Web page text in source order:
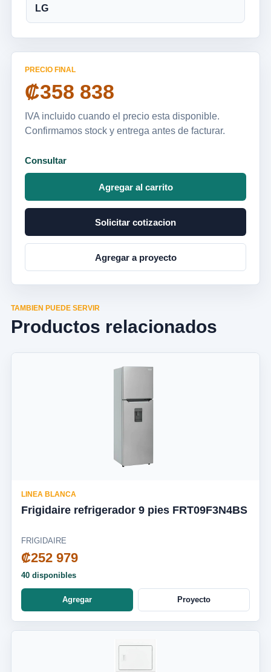
LG
PRECIO FINAL
₡358 838
IVA incluido cuando el precio esta disponible.
Confirmamos stock y entrega antes de facturar.
Consultar
Agregar al carrito
Solicitar cotizacion
Agregar a proyecto
TAMBIEN PUEDE SERVIR
Productos relacionados
LINEA BLANCA
Frigidaire refrigerador 9 pies FRT09F3N4BS
FRIGIDAIRE
₡252 979
40 disponibles
Agregar Proyecto